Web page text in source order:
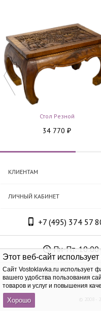
Этот веб-сайт
Cайт Vostoklavka.ru использует
вашего удобства пользования
товаров и услуг и повышения
Хорошо
Стол Резной
34 770 ₽
КЛИЕНТАМ
ЛИЧНЫЙ КАБИНЕТ
+7 (495) 374 57
Пн-Пт.
ООО «Юнит